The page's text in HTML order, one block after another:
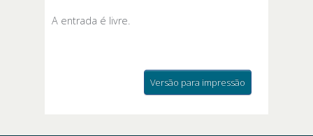
A entrada é livre.
Versão para impressão